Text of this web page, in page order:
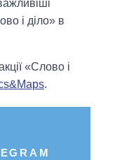
і діло» в
«Слово і
.